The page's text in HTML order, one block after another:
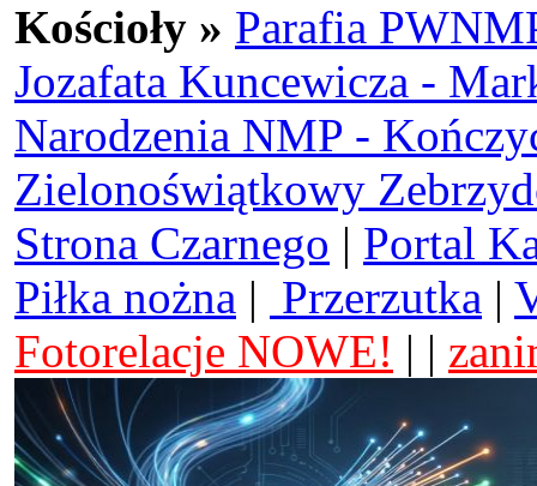
Kościoły » Parafia
Jozafata Kuncewicza -
Narodzenia NMP -
Zielonoświątkowy
Strona Czarnego | Portal
Piłka nożna | Przerzutka |
Fotorelacje NOWE! | |